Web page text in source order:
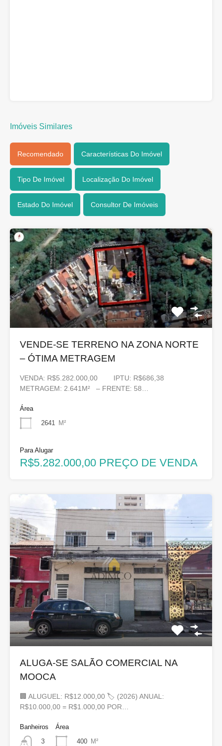
Imóveis Similares
Recomendado Características Do Imóvel
Tipo De Imóvel Localização Do Imóvel
Estado Do Imóvel Consultor De Imóveis
VENDE-SE TERRENO NA ZONA NORTE
– ÓTIMA METRAGEM
VENDA: R$5.282.000,00 IPTU: R$686,38
METRAGEM: 2.641M² – FRENTE: 58…
Área
2641
M²
Para Alugar
R$5.282.000,00 PREÇO DE VENDA
ALUGA-SE SALÃO COMERCIAL NA
MOOCA
🏢 ALUGUEL: R$12.000,00 🏷 (2026) ANUAL:
R$10.000,00 = R$1.000,00 POR…
Banheiros
3
Área
400 M²